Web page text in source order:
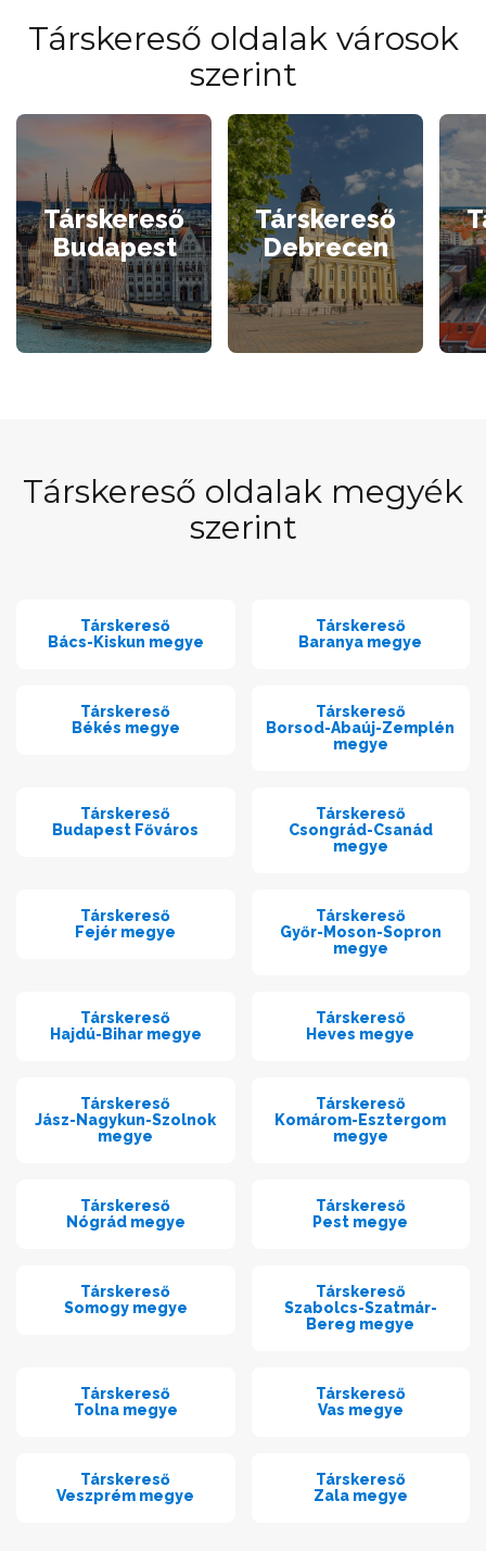
Társkereső oldalak városok
szerint
Társkereső
Budapest
Társkereső
Debrecen
Társkereső oldalak megyék
szerint
Társkereső
Bács-Kiskun megye
Társkereső
Baranya megye
Társkereső
Békés megye
Társkereső
Borsod-Abaúj-Zemplén
megye
Társkereső
Budapest Főváros
Társkereső
Csongrád-Csanád
megye
Társkereső
Fejér megye
Társkereső
Győr-Moson-Sopron
megye
Társkereső
Hajdú-Bihar megye
Társkereső
Heves megye
Társkereső
Jász-Nagykun-Szolnok
megye
Társkereső
Komárom-Esztergom
megye
Társkereső
Nógrád megye
Társkereső
Pest megye
Társkereső
Somogy megye
Társkereső
Szabolcs-Szatmár-
Bereg megye
Társkereső
Tolna megye
Társkereső
Vas megye
Társkereső
Veszprém megye
Társkereső
Zala megye